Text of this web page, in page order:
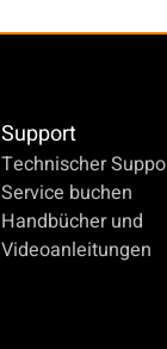
Support
Technischer
Service buchen
Handbücher und
Videoanleitungen